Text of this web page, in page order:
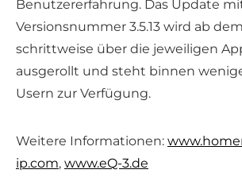
Benutzererfahrung. Das Update
Versionsnummer 3.5.13 wird ab
schrittweise über die jeweiligen
ausgerollt und steht binnen
Usern zur Verfügung.
Weitere Informationen:
ip.com, www.eQ-3.de